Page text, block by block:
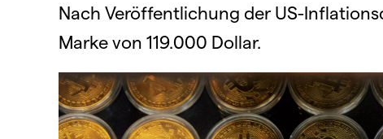
Nach Veröffentlichung der US-
Marke von 119.000 Dollar.